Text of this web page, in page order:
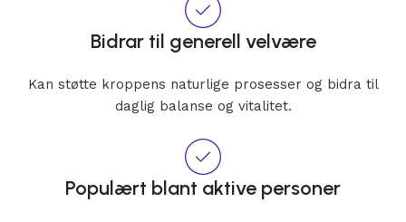
Bidrar til generell velvære
Kan støtte kroppens naturlige prosesser og bidra til
daglig balanse og vitalitet.
Populært blant aktive personer